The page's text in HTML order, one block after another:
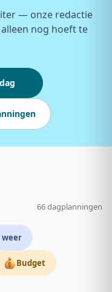
— onze redactie
nog hoeft te
66 dagplanningen
weer
Budget